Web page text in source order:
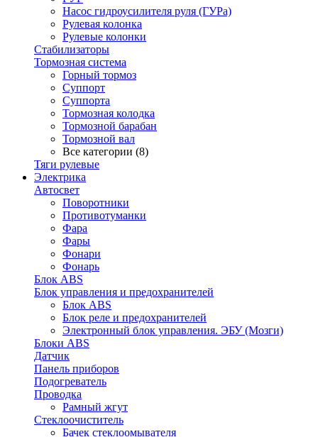
Насос гидроусилителя руля (ГУРа)
Рулевая колонка
Рулевые колонки
Стабилизаторы
Тормозная система
Горный тормоз
Суппорт
Суппорта
Тормозная колодка
Тормозной барабан
Тормозной вал
Все категории (8)
Тяги рулевые
Электрика
Автосвет
Поворотники
Противотуманки
Фара
Фары
Фонари
Фонарь
Блок ABS
Блок управления и предохранителей
Блок ABS
Блок реле и предохранителей
Электронный блок управления. ЭБУ (Мозги)
Блоки ABS
Датчик
Панель приборов
Подогреватель
Проводка
Рамный жгут
Стеклоочиститель
Бачек стеклоомывателя